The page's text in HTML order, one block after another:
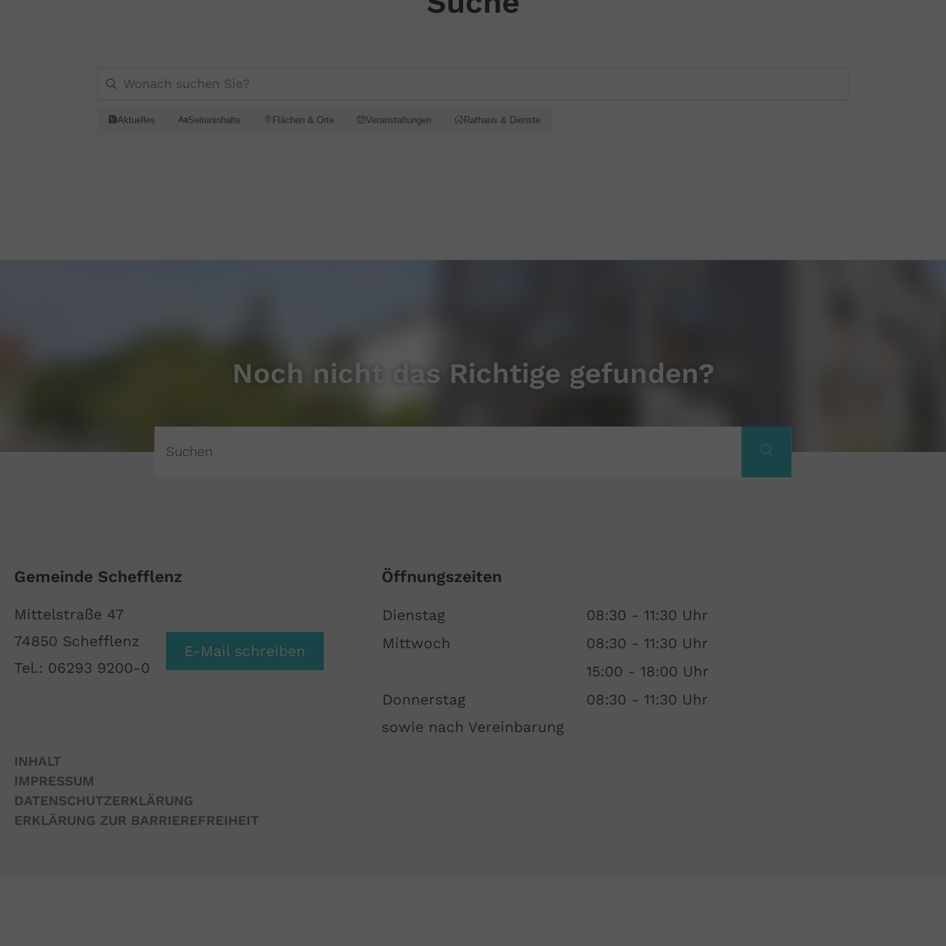
Aktuelles Seiteninhalte Flächen & Orte Veranstaltungen Rathaus & Dienste
Noch nicht das Richtige gefunden?
Gemeinde Schefflenz
Mittelstraße 47
74850 Schefflenz
Tel.: 06293 9200-0
E-Mail schreiben
Öffnungszeiten
Dienstag
08:30 - 11:30 Uhr
Mittwoch
08:30 - 11:30 Uhr
15:00 - 18:00 Uhr
Donnerstag
08:30 - 11:30 Uhr
sowie nach Vereinbarung
INHALT
IMPRESSUM
DATENSCHUTZERKLÄRUNG
ERKLÄRUNG ZUR BARRIEREFREIHEIT